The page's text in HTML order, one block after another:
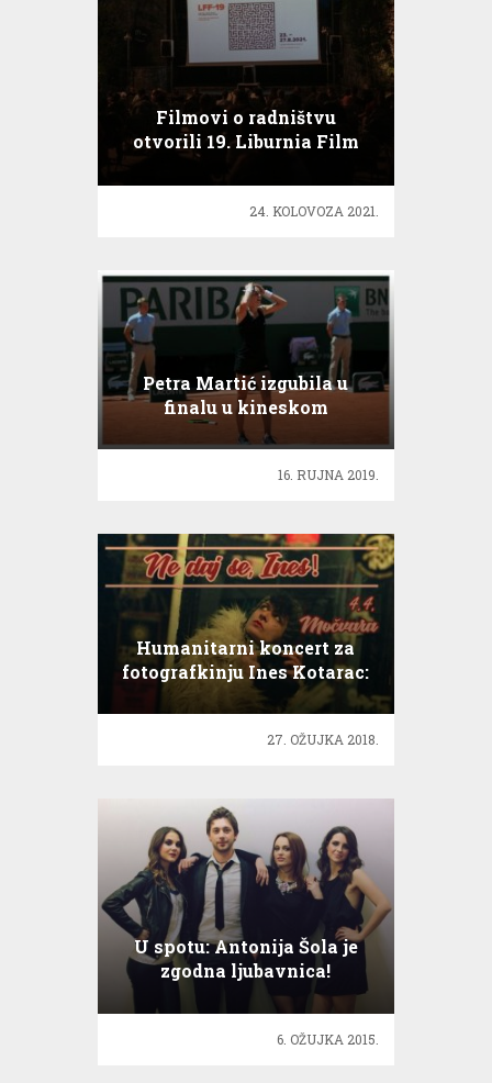
Filmovi o radništvu
otvorili 19. Liburnia Film
24. KOLOVOZA 2021.
Petra Martić izgubila u
finalu u kineskom
Zhengzhouu
16. RUJNA 2019.
Humanitarni koncert za
fotografkinju Ines Kotarac:
Ne daj se, Ines!
27. OŽUJKA 2018.
U spotu: Antonija Šola je
zgodna ljubavnica!
6. OŽUJKA 2015.